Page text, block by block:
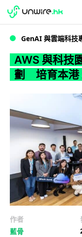
WWDC 2026
GenAI 與雲端科技
AWS 與科技
劃 培育本港
作者
藍骨